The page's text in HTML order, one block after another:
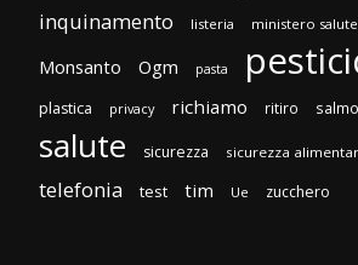
inquinamento listeria ministero salute
Monsanto Ogm pasta
plastica privacy richiamo ritiro
salute sicurezza sicurezza
telefonia test tim Ue zucchero